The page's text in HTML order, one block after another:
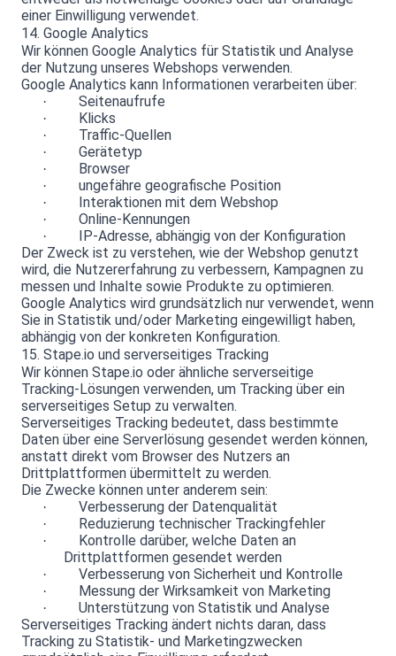
einer Einwilligung verwendet.
14. Google Analytics
Wir können Google Analytics für Statistik und Analyse
der Nutzung unseres Webshops verwenden.
Google Analytics kann Informationen verarbeiten über:
· Seitenaufrufe
· Klicks
· Traffic-Quellen
· Gerätetyp
· Browser
· ungefähre geografische Position
· Interaktionen mit dem Webshop
· Online-Kennungen
·
IP-Adresse, abhängig von der Konfiguration
Der Zweck ist zu verstehen, wie der Webshop genutzt
wird, die Nutzererfahrung zu verbessern, Kampagnen zu
messen und Inhalte sowie Produkte zu optimieren.
Google Analytics wird grundsätzlich nur verwendet, wenn
Sie in Statistik und/oder Marketing eingewilligt haben,
abhängig von der konkreten Konfiguration.
15. Stape.io und serverseitiges Tracking
Wir können Stape.io oder ähnliche serverseitige
Tracking-Lösungen verwenden, um Tracking über ein
serverseitiges Setup zu verwalten.
Serverseitiges Tracking bedeutet, dass bestimmte
Daten über eine Serverlösung gesendet werden können,
anstatt direkt vom Browser des Nutzers an
Drittplattformen übermittelt zu werden.
Die Zwecke können unter anderem sein:
· Verbesserung der Datenqualität
· Reduzierung technischer Trackingfehler
·
Kontrolle darüber, welche Daten an
Drittplattformen gesendet werden
· Verbesserung von Sicherheit und Kontrolle
· Messung der Wirksamkeit von Marketing
·
Unterstützung von Statistik und Analyse
Serverseitiges Tracking ändert nichts daran, dass
Tracking zu Statistik- und Marketingzwecken